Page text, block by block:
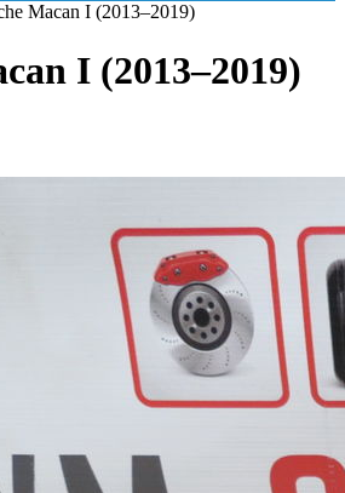
Macan I (2013–2019)
I (2013–2019)